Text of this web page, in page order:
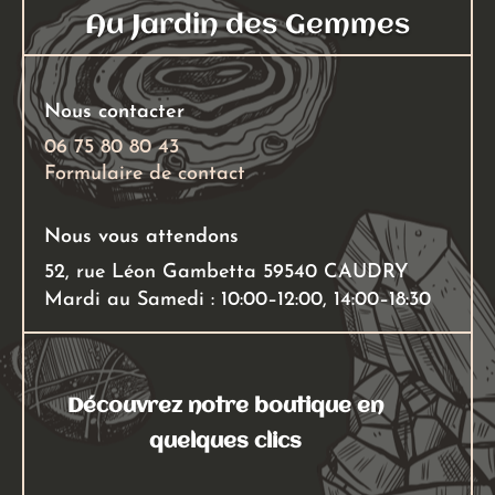
Au Jardin des Gemmes
Nous contacter
06 75 80 80 43
Formulaire de contact
Nous vous attendons
52, rue Léon Gambetta 59540 CAUDRY
Mardi au Samedi : 10:00–12:00, 14:00–18:30
Découvrez notre boutique en
quelques clics